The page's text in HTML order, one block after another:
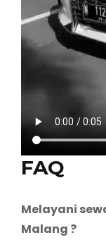
FAQ
Melayani
Malang ?